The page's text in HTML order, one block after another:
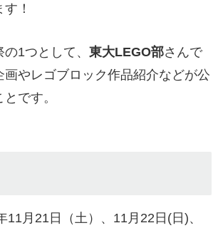
！
1つとして、 東大LEGO部さんで
画やレゴブロック作品紹介などが公
です。
11月21日（土）、11月22日(日)、